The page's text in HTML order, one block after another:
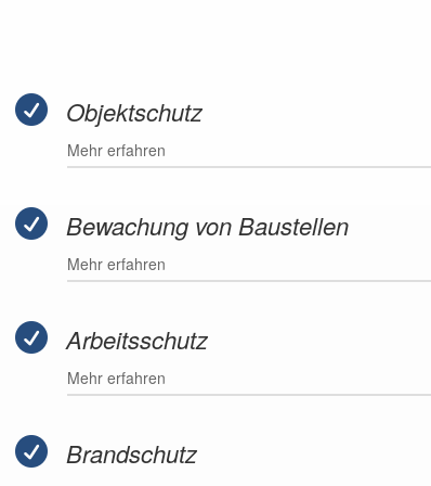
 Objektschutz
Mehr erfahren
 Bewachung von Baustellen
Mehr erfahren
 Arbeitsschutz
Mehr erfahren
 Brandschutz